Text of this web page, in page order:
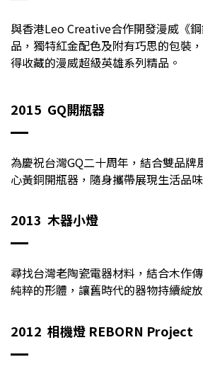
與香港Leo Creative合作開發漫威《
品，獨特紅金配色及附有巧思的包裝
得收藏的漫威超級英雄系列精品。
2015 GQ開瓶器
為慶祝台灣GQ二十周年，結合雙品牌
心黃銅開瓶器，隨身攜帶展現生活品味
2013 木器小燈
尋找台灣老陶瓷電器材料，結合木作
純粹的形體，讓舊時代的器物持續綻
2012 相機燈 REBORN Project